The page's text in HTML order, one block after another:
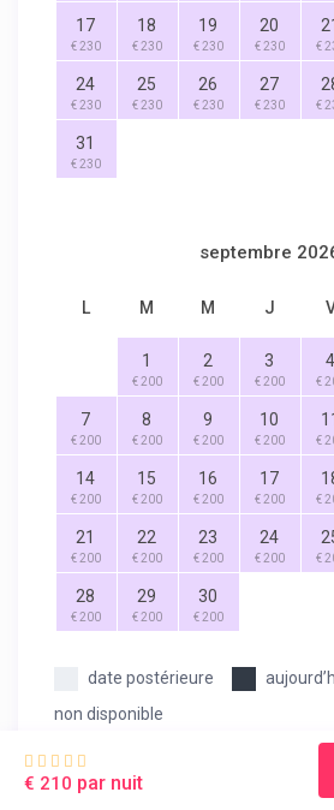
17
€ 230
18
€ 230
19
€ 230
20
€ 230 €
24
€ 230
25
€ 230
26
€ 230
27
€ 230 €
31
€ 230
septembre
L M M J
1
€ 200
2
€ 200
3
€ 200
4
€
7
€ 200
8
€ 200
9
€ 200
10
€ 200 €
14
€ 200
15
€ 200
16
€ 200
17
€ 200 €
21
€ 200
22
€ 200
23
€ 200
24
€ 200 €
28
€ 200
29
€ 200
30
€ 200
date postérieure
non disponible
€ 210 par nuit